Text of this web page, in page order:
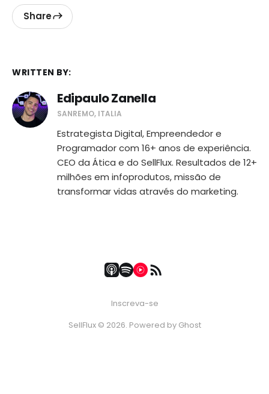
Share
WRITTEN BY:
Edipaulo Zanella
SANREMO, ITALIA
Estrategista Digital, Empreendedor e
Programador com 16+ anos de experiência.
CEO da Ática e do SellFlux. Resultados de 12+
milhões em infoprodutos, missão de
transformar vidas através do marketing.
Inscreva-se
SellFlux © 2026. Powered by Ghost